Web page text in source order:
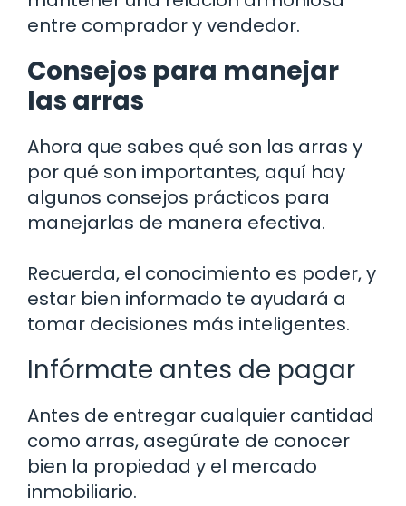
entre comprador y vendedor.
Consejos para manejar
las arras
Ahora que sabes qué son las arras y
por qué son importantes, aquí hay
algunos consejos prácticos para
manejarlas de manera efectiva.
Recuerda, el conocimiento es poder, y
estar bien informado te ayudará a
tomar decisiones más inteligentes.
Infórmate antes de pagar
Antes de entregar cualquier cantidad
como arras, asegúrate de conocer
bien la propiedad y el mercado
inmobiliario.